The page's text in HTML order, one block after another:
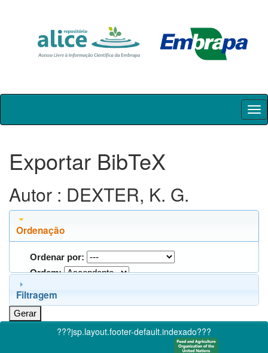
Skip
Exportar BibTeX
Autor : DEXTER, K. G.
Ordenação
Ordenar por:
Ordem:
Filtragem
???jsp.layout.footer-default.indexado???